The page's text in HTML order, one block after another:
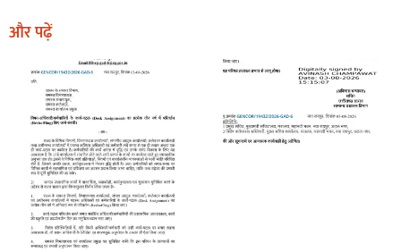
और पढ़ें